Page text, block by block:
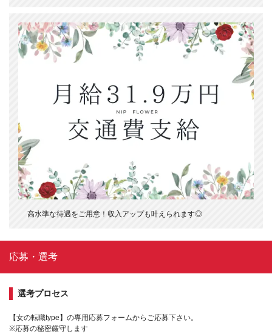
高水準な待遇をご用意！収入アップも叶えられます◎
応募・選考
選考プロセス
【女の転職type】の専用応募フォームからご応募下さい。
※応募の秘密厳守します